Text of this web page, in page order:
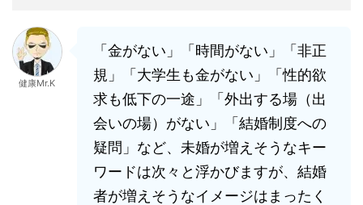
健康Mr.K
「金がない」「時間がない」「非正
規」「大学生も金がない」「性的欲
求も低下の一途」「外出する場（出
会いの場）がない」「結婚制度への
疑問」など、未婚が増えそうなキー
ワードは次々と浮かびますが、結婚
者が増えそうなイメージはまったく